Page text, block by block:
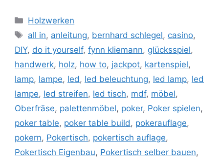
Kategorien
Holzwerken
Schlagwörter
all in, anleitung, bernhard schlegel, casino,
DIY, do it yourself, fynn kliemann, glücksspiel,
handwerk, holz, how to, jackpot, kartenspiel,
lamp, lampe, led , led beleuchtung, led lamp, led
lampe, led streifen, led tisch, mdf, möbel,
Oberfräse, palettenmöbel, poker, Poker spielen,
poker table, poker table build , pokerauflage,
pokern, Pokertisch, pokertisch auflage,
Pokertisch Eigenbau, Pokertisch selber bauen,